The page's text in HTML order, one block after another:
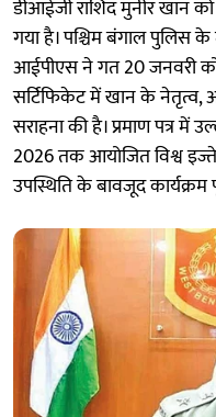
डीआईजी राशिद मुनीर खान
गया है। पश्चिम बंगाल पुलिस
आईपीएस ने गत 20 जनवरी
सर्टिफिकेट में खान के नेतृत्व,
सराहना की है। प्रमाण पत्र
2026 तक आयोजित विश्व
उपस्थिति के बावजूद कार्यक्रम